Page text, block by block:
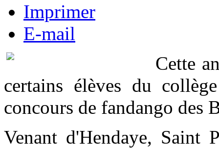
Imprimer
E-mail
Cette
certains élèves du
concours de fandango des
Venant d'Hendaye, Saint